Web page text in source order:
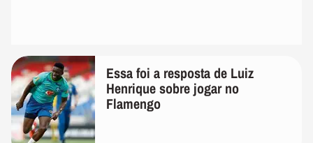
Essa foi a resposta de Luiz
Henrique sobre jogar no
Flamengo